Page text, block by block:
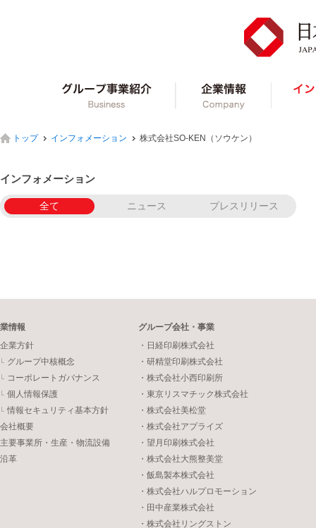
グループ事業紹介 企業情報
トップ インフォメーション 株式会社SO-KEN（ソウケン）
インフォメーション
全て ニュース プレスリリース
情報
業方針
グループ中核概念
コーポレートガバナンス
個人情報保護
情報セキュリティ基本方針
社概要
要事業所・生産・物流設備
革
グループ会社・事業
・日経印刷株式会社
・研精堂印刷株式会社
・株式会社小西印刷所
・東京リスマチック株式会社
・株式会社美松堂
・株式会社アプライズ
・望月印刷株式会社
・株式会社大熊整美堂
・飯島製本株式会社
・株式会社ハルプロモーション
・田中産業株式会社
・株式会社リングストン